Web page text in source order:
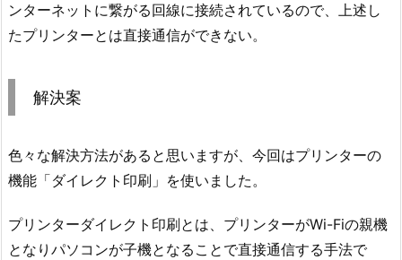
ンターネットに繋がる回線に接続されているので、上述し
たプリンターとは直接通信ができない。
解決案
色々な解決方法があると思いますが、今回はプリンターの
機能「ダイレクト印刷」を使いました。
プリンターダイレクト印刷とは、プリンターがWi-Fiの親機
となりパソコンが子機となることで直接通信する手法で